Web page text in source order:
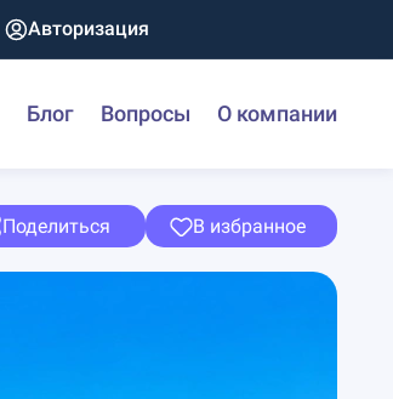
Авторизация
Блог Вопросы О компании
Поделиться В избранное